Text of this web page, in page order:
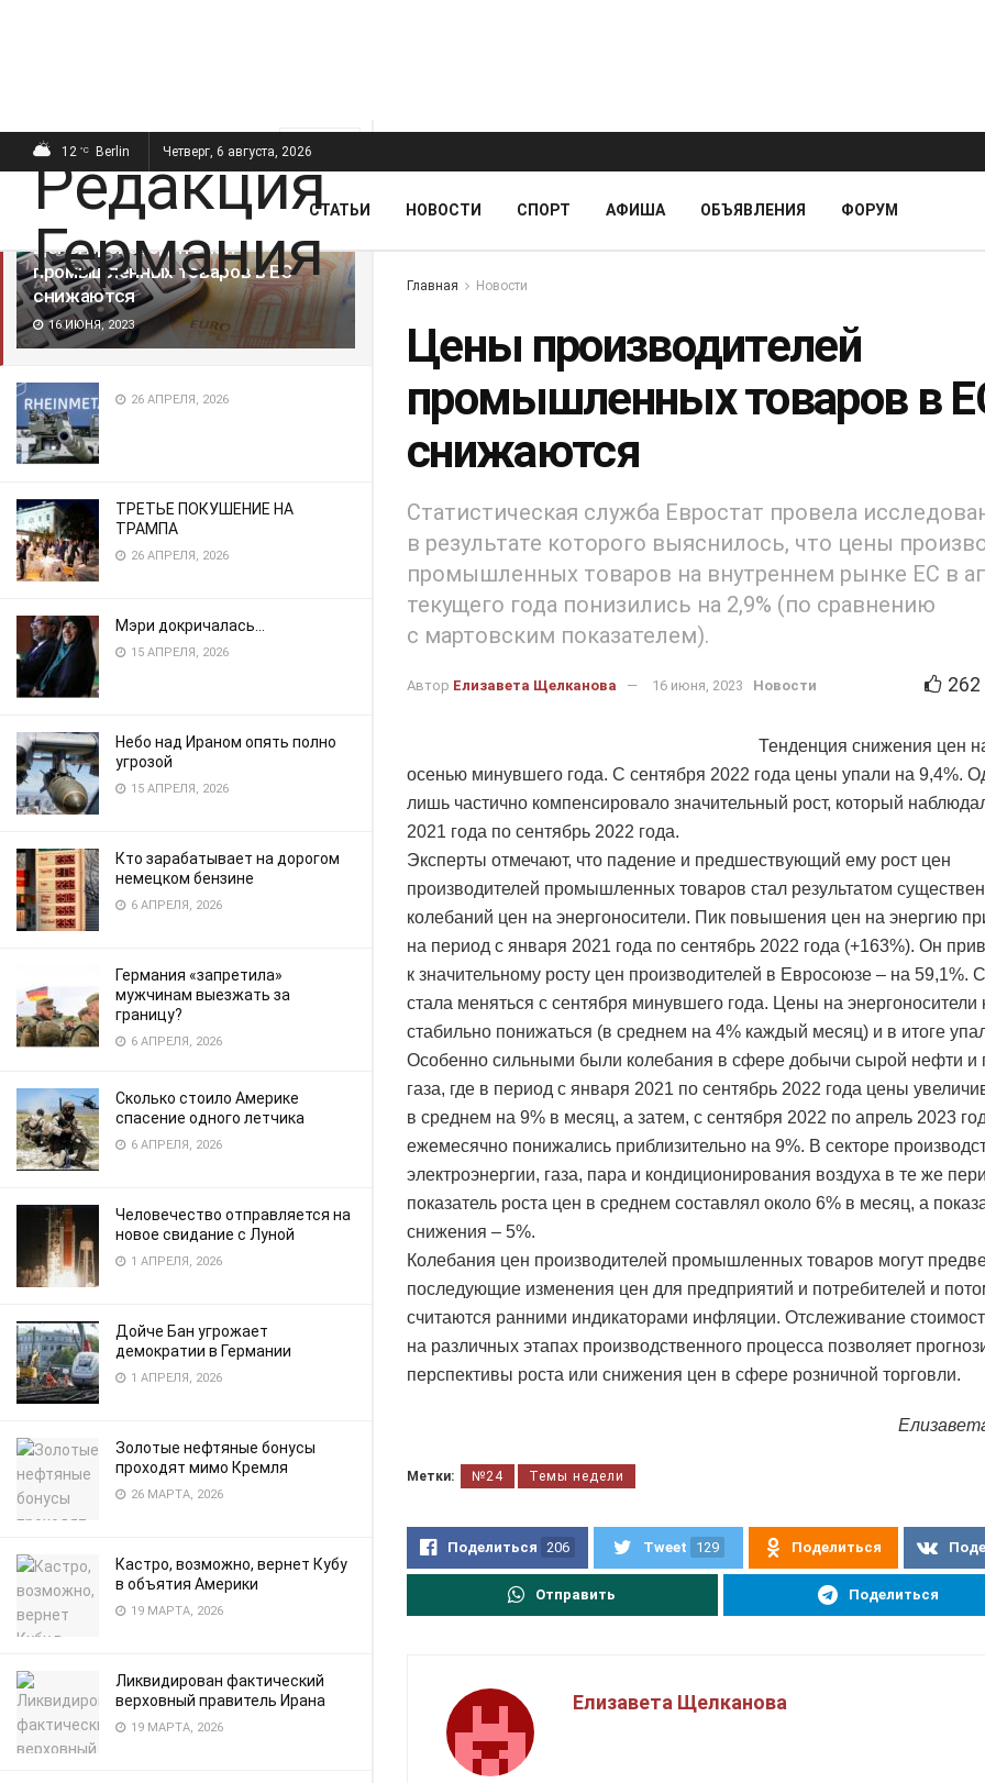
ПОСЛЕДНИЕ
Цены производителей
промышленных товаров в ЕС
снижаются
16 ИЮНЯ, 2023
26 АПРЕЛЯ, 2026
ТРЕТЬЕ ПОКУШЕНИЕ НА
ТРАМПА
26 АПРЕЛЯ, 2026
Мэри докричалась…
15 АПРЕЛЯ, 2026
Небо над Ираном опять полно
угрозой
15 АПРЕЛЯ, 2026
Кто зарабатывает на дорогом
немецком бензине
6 АПРЕЛЯ, 2026
Германия «запретила»
мужчинам выезжать за
границу?
6 АПРЕЛЯ, 2026
Сколько стоило Америке
спасение одного летчика
6 АПРЕЛЯ, 2026
Человечество отправляется на
новое свидание с Луной
1 АПРЕЛЯ, 2026
Дойче Бан угрожает
демократии в Германии
1 АПРЕЛЯ, 2026
Золотые нефтяные бонусы
проходят мимо Кремля
26 МАРТА, 2026
Кастро, возможно, вернет Кубу
в объятия Америки
19 МАРТА, 2026
Ликвидирован фактический
верховный правитель Ирана
19 МАРТА, 2026
12 °C Berlin Четверг, 6 августа, 2026
СТАТЬИ НОВОСТИ СПОРТ АФИША ОБЪЯВЛЕНИЯ ФОРУМ
Главная Новости
Цены производителей
промышленных товаров в
снижаются
Статистическая служба Евростат провела
в результате которого выяснилось, что цены
промышленных товаров на внутреннем рынке ЕС в
текущего года понизились на 2,9% (по сравнению
с мартовским показателем).
Автор Елизавета Щелканова 16 июня, 2023 Новости 262
Тенденция снижения цен
осенью минувшего года. С сентября 2022 года цены упали на 9,4%.
лишь частично компенсировало значительный рост, который
2021 года по сентябрь 2022 года.
Эксперты отмечают, что падение и предшествующий ему рост цен
производителей промышленных товаров стал результатом
колебаний цен на энергоносители. Пик повышения цен на энергию
на период с января 2021 года по сентябрь 2022 года (+163%). Он
к значительному росту цен производителей в Евросоюзе – на 59,1%.
стала меняться с сентября минувшего года. Цены на энергоносители
стабильно понижаться (в среднем на 4% каждый месяц) и в итоге
Особенно сильными были колебания в сфере добычи сырой нефти и
газа, где в период с января 2021 по сентябрь 2022 года цены
в среднем на 9% в месяц, а затем, с сентября 2022 по апрель 2023
ежемесячно понижались приблизительно на 9%. В секторе
электроэнергии, газа, пара и кондиционирования воздуха в те же
показатель роста цен в среднем составлял около 6% в месяц, а
снижения – 5%.
Колебания цен производителей промышленных товаров могут
последующие изменения цен для предприятий и потребителей и
считаются ранними индикаторами инфляции. Отслеживание
на различных этапах производственного процесса позволяет
перспективы роста или снижения цен в сфере розничной торговли.
Метки: №24 Темы недели
Поделиться 206 Tweet 129 Поделиться
Отправить Поделиться
Елизавета Щелканова